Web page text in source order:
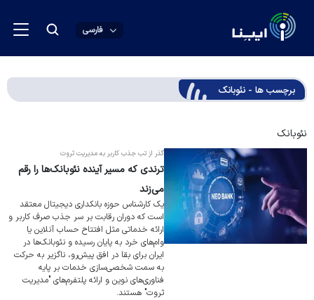
فارسی
برچسب ها - نئوبانک
نئوبانک
گذر از تب جذب کاربر به مدیریت ثروت
ترندی که مسیر آینده نئوبانک‌ها را رقم
می‌زند
یک کارشناس حوزه بانکداری دیجیتال معتقد
است که دوران رقابت بر سر جذب صرف کاربر و
ارائه خدماتی مثل افتتاح حساب آنلاین یا
وام‌های خرد به پایان رسیده و نئوبانک‌ها در
ایران برای بقا در افق پیش‌رو، ناگزیر به حرکت
به سمت شخصی‌سازی خدمات بر پایه
فناوری‌های نوین و ارائه پلتفرم‌های "مدیریت
ثروت" هستند.